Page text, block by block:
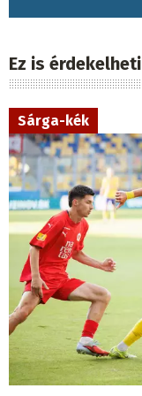
Ez is érdekelheti
Sárga-kék